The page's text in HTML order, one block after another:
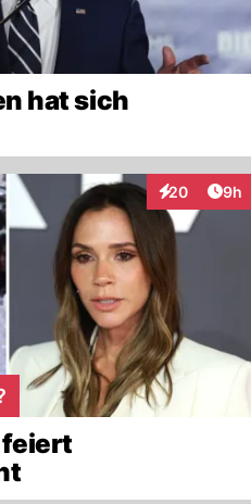
hat sich
20
Interaktionen
9h
feiert